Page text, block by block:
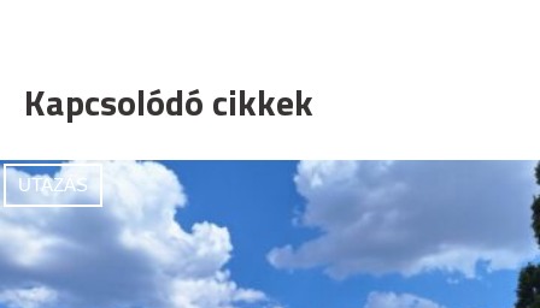
Kapcsolódó cikkek
UTAZÁS